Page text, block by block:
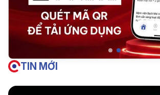
TIN MỚI